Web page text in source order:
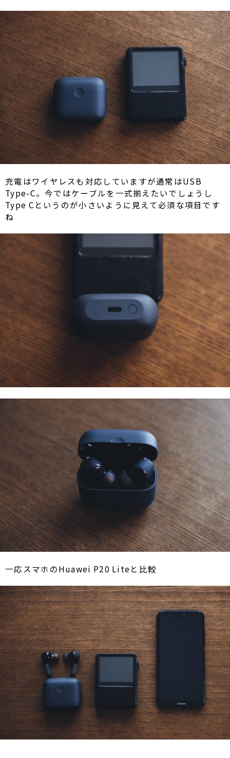
充電はワイヤレスも対応していますが通常はUSB
Type-C。今ではケーブルを一式揃えたいでしょうし
Type Cというのが小さいように見えて必須な項目です
ね
一応スマホのHuawei P20 Liteと比較